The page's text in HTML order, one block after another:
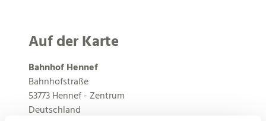
Auf der Karte
Bahnhof Hennef
Bahnhofstraße
53773 Hennef - Zentrum
Deutschland